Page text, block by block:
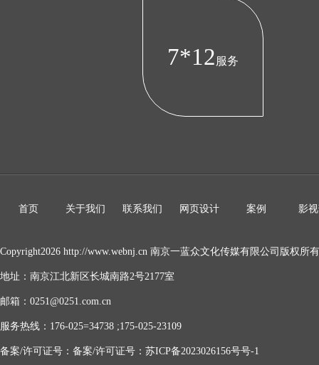
7*12 服务
首页 关于我们 联系我们 网页设计 案例 影
Copyright2026 http://www.webnj.cn 南京一蓝众文化传媒有限公司版权所有
地址：南京江北新区长城南路2号2177室
邮箱：0251@0251.com.cn
服务热线：176-025=34738 ;175-025-23109
备案/许可证号：备案/许可证号：苏ICP备2023026156号号-1